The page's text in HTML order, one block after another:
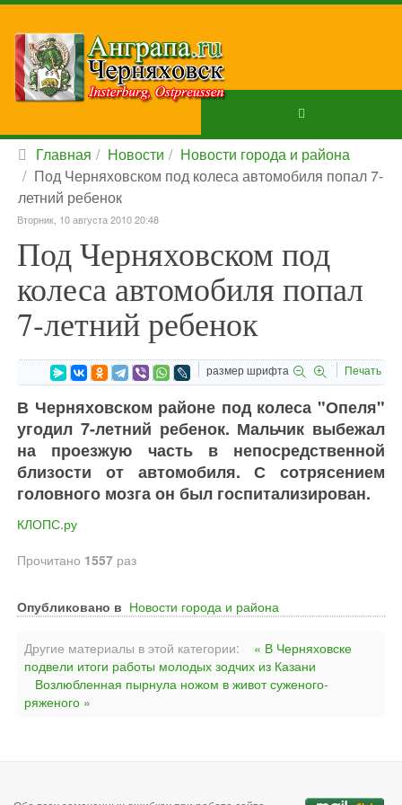
Главная Новости
Новости города и района
Под Черняховском под колеса автомобиля попал 7-
летний ребенок
Вторник, 10 августа 2010 20:48
Под Черняховском под
колеса автомобиля попал
7-летний ребенок
размер шрифта Печать
В Черняховском районе под колеса "Опеля"
угодил 7-летний ребенок. Мальчик выбежал
на проезжую часть в непосредственной
близости от автомобиля. С сотрясением
головного мозга он был госпитализирован.
КЛОПС.ру
Прочитано 1557 раз
Опубликовано в Новости города и района
Другие материалы в этой категории:
« В Черняховске
подвели итоги работы молодых зодчих из Казани
Возлюбленная пырнула ножом в живот суженого-
ряженого »